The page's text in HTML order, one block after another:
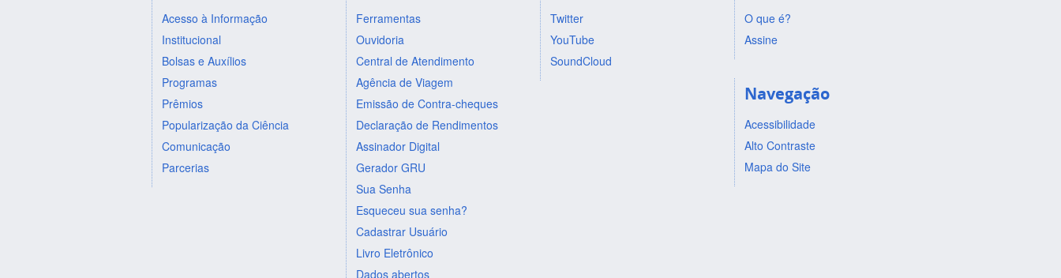
Acesso à Informação
Institucional
Bolsas e Auxílios
Programas
Prêmios
Popularização da Ciência
Comunicação
Parcerias
Ferramentas
Ouvidoria
Central de Atendimento
Agência de Viagem
Emissão de Contra-cheques
Declaração de Rendimentos
Assinador Digital
Gerador GRU
Sua Senha
Esqueceu sua senha?
Cadastrar Usuário
Livro Eletrônico
Dados abertos
Twitter
YouTube
SoundCloud
O que é?
Assine
Navegação
Acessibilidade
Alto Contraste
Mapa do Site